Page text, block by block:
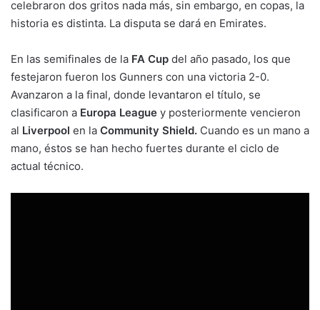
celebraron dos gritos nada más, sin embargo, en copas, la
historia es distinta. La disputa se dará en Emirates.
En las semifinales de la FA Cup del año pasado, los que
festejaron fueron los Gunners con una victoria 2-0.
Avanzaron a la final, donde levantaron el título, se
clasificaron a Europa League y posteriormente vencieron
al Liverpool en la Community Shield. Cuando es un mano a
mano, éstos se han hecho fuertes durante el ciclo de
actual técnico.